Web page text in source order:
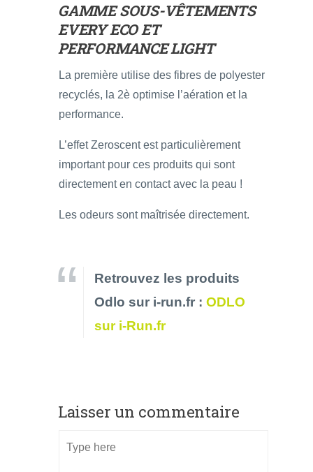
GAMME SOUS-VÊTEMENTS
EVERY ECO ET
PERFORMANCE LIGHT
La première utilise des fibres de polyester
recyclés, la 2è optimise l’aération et la
performance.
L’effet Zeroscent est particulièrement
important pour ces produits qui sont
directement en contact avec la peau !
Les odeurs sont maîtrisée directement.
Retrouvez les produits
Odlo sur i-run.fr : ODLO
sur i-Run.fr
Laisser un commentaire